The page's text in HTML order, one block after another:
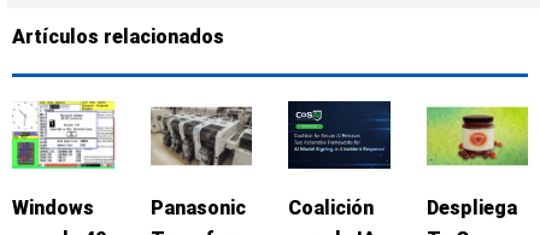
Artículos relacionados
Windows
Panasonic
Coalición
Despliega